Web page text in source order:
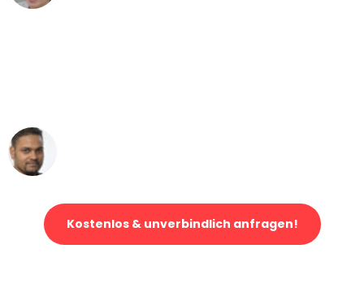
Kostenlos & unverbindlich anfragen!